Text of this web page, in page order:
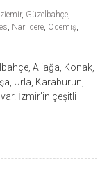
, Güzelbahçe,
, Narlıdere, Ödemiş,
Aliağa, Konak,
Urla, Karaburun,
İzmir’in çeşitli